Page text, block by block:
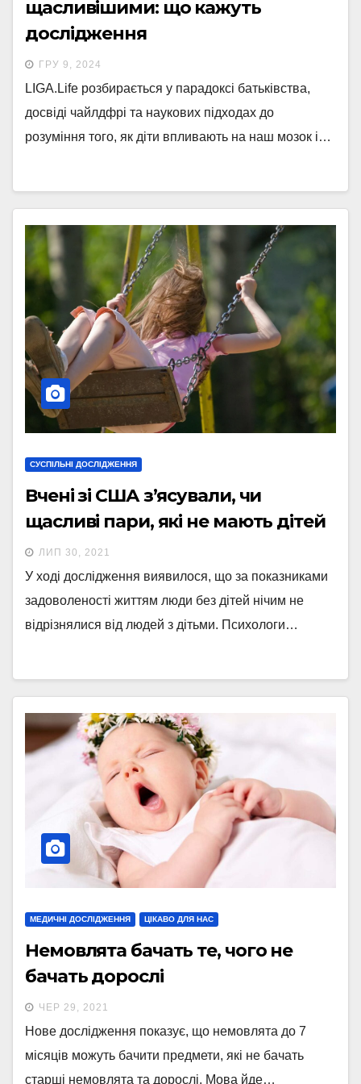
щасливішими: що кажуть
дослідження
ГРУ 9, 2024
LIGA.Life розбирається у парадоксі батьківства,
досвіді чайлдфрі та наукових підходах до
розуміння того, як діти впливають на наш мозок і…
СУСПІЛЬНІ ДОСЛІДЖЕННЯ
Вчені зі США з’ясували, чи
щасливі пари, які не мають дітей
ЛИП 30, 2021
У ході дослідження виявилося, що за показниками
задоволеності життям люди без дітей нічим не
відрізнялися від людей з дітьми. Психологи…
МЕДИЧНІ ДОСЛІДЖЕННЯ ЦІКАВО ДЛЯ НАС
Немовлята бачать те, чого не
бачать дорослі
ЧЕР 29, 2021
Нове дослідження показує, що немовлята до 7
місяців можуть бачити предмети, які не бачать
старші немовлята та дорослі. Мова йде…